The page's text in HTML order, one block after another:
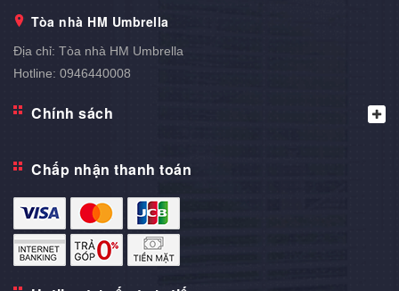
Tòa nhà HM Umbrella
Địa chỉ: Tòa nhà HM Umbrella
Hotline: 0946440008
Chính sách
Chấp nhận thanh toán